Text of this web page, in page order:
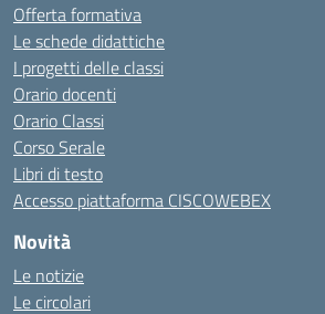
Offerta formativa
Le schede didattiche
I progetti delle classi
Orario docenti
Orario Classi
Corso Serale
Libri di testo
Accesso piattaforma CISCOWEBEX
Novità
Le notizie
Le circolari